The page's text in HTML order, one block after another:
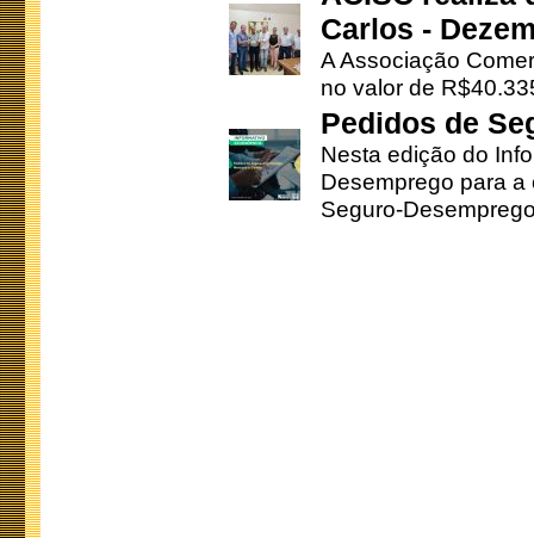
Carlos -
A Associação
no valor de
Pedidos de
Nesta edição do
Desemprego para
Seguro-